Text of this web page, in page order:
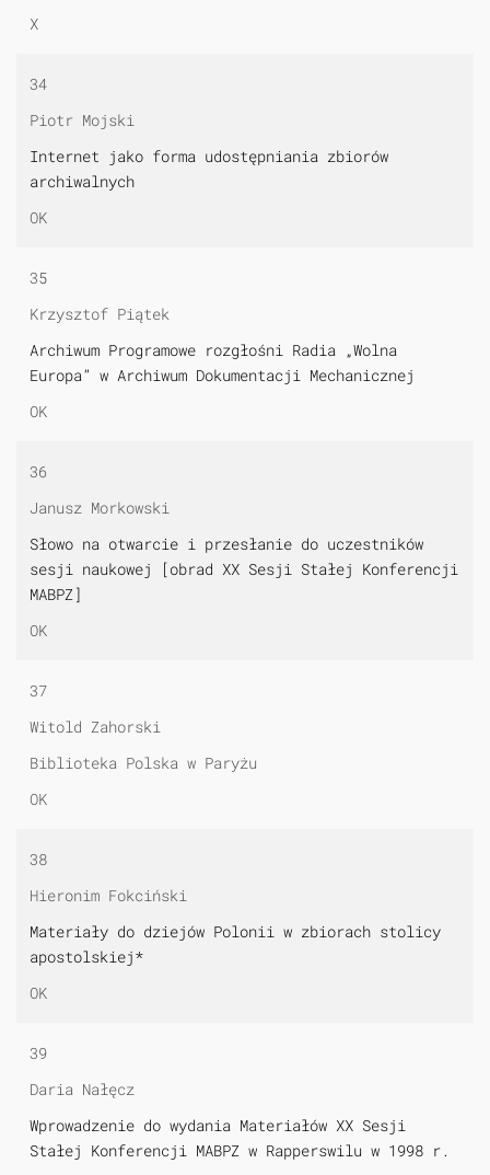
X
34
Piotr Mojski
Internet jako forma udostępniania zbiorów
archiwalnych
OK
35
Krzysztof Piątek
Archiwum Programowe rozgłośni Radia „Wolna
Europa” w Archiwum Dokumentacji Mechanicznej
OK
36
Janusz Morkowski
Słowo na otwarcie i przesłanie do uczestników
sesji naukowej [obrad XX Sesji Stałej Konferencji
MABPZ]
OK
37
Witold Zahorski
Biblioteka Polska w Paryżu
OK
38
Hieronim Fokciński
Materiały do dziejów Polonii w zbiorach stolicy
apostolskiej*
OK
39
Daria Nałęcz
Wprowadzenie do wydania Materiałów XX Sesji
Stałej Konferencji MABPZ w Rapperswilu w 1998 r.